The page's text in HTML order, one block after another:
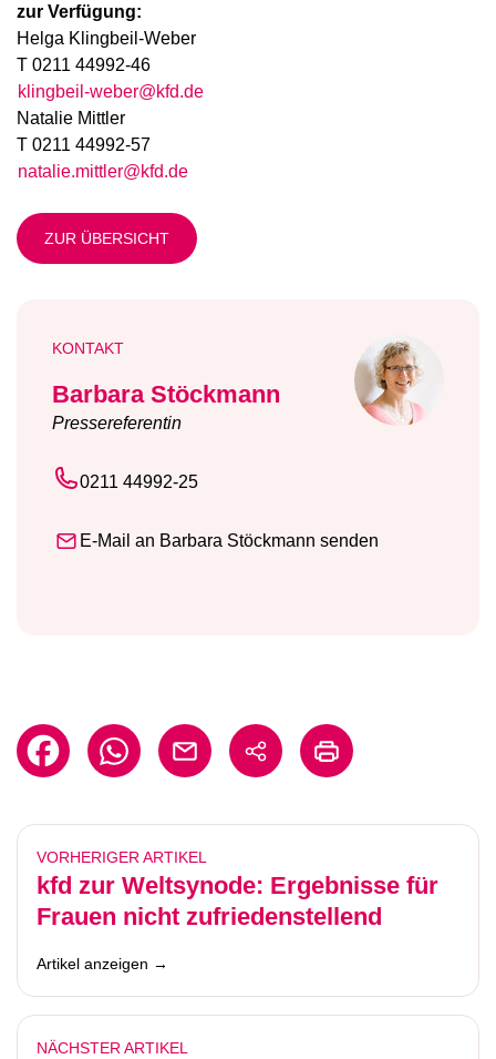
zur Verfügung:
Helga Klingbeil-Weber
T 0211 44992-46
klingbeil-weber@kfd.de
Natalie Mittler
T 0211 44992-57
natalie.mittler@kfd.de
ZUR ÜBERSICHT
KONTAKT
Barbara Stöckmann
Pressereferentin
0211 44992-25
E-Mail an Barbara Stöckmann senden
VORHERIGER ARTIKEL
kfd zur Weltsynode: Ergebnisse für
Frauen nicht zufriedenstellend
Artikel anzeigen →
NÄCHSTER ARTIKEL